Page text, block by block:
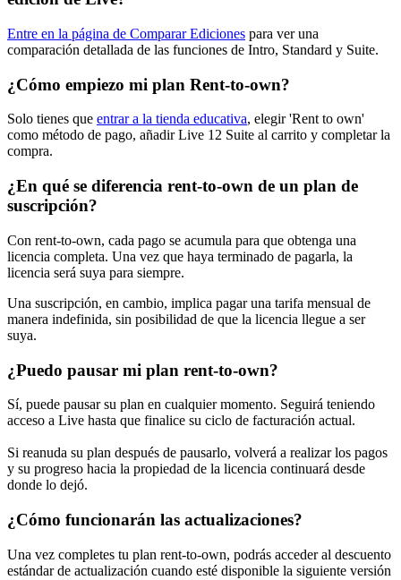
Entre en la página de Comparar Ediciones para ver una
comparación detallada de las funciones de Intro, Standard y Suite.
¿Cómo empiezo mi plan Rent-to-own?
Solo tienes que entrar a la tienda educativa, elegir 'Rent to own'
como método de pago, añadir Live 12 Suite al carrito y completar la
compra.
¿En qué se diferencia rent-to-own de un plan de
suscripción?
Con rent-to-own, cada pago se acumula para que obtenga una
licencia completa. Una vez que haya terminado de pagarla, la
licencia será suya para siempre.
Una suscripción, en cambio, implica pagar una tarifa mensual de
manera indefinida, sin posibilidad de que la licencia llegue a ser
suya.
¿Puedo pausar mi plan rent-to-own?
Sí, puede pausar su plan en cualquier momento. Seguirá teniendo
acceso a Live hasta que finalice su ciclo de facturación actual.
Si reanuda su plan después de pausarlo, volverá a realizar los pagos
y su progreso hacia la propiedad de la licencia continuará desde
donde lo dejó.
¿Cómo funcionarán las actualizaciones?
Una vez completes tu plan rent-to-own, podrás acceder al descuento
estándar de actualización cuando esté disponible la siguiente versión